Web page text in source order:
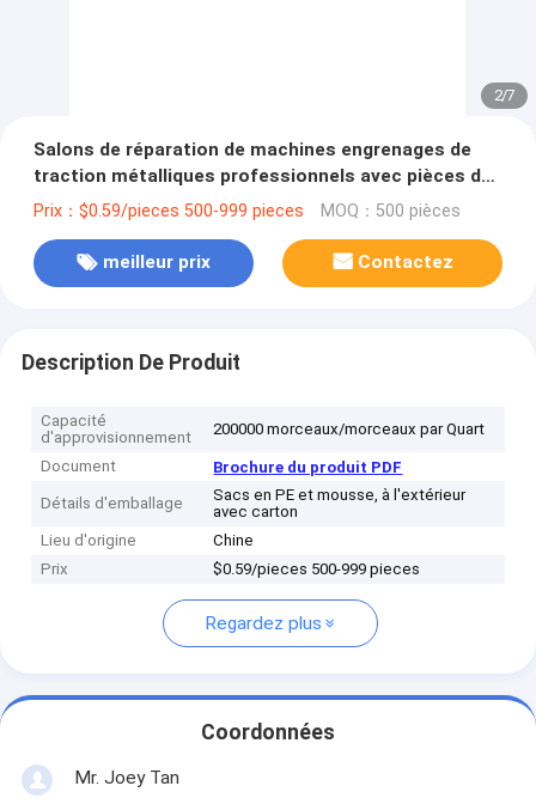
2/7
Salons de réparation de machines engrenages de
traction métalliques professionnels avec pièces de
métallurgie des poudres
Prix：$0.59/pieces 500-999 pieces MOQ：500 pièces
meilleur prix Contactez
Description De Produit
Capacité
d'approvisionnement
200000 morceaux/morceaux par Quart
Document
Brochure du produit PDF
Détails d'emballage
Sacs en PE et mousse, à l'extérieur
avec carton
Lieu d'origine
Chine
Prix
$0.59/pieces 500-999 pieces
Regardez plus
Coordonnées
Mr. Joey Tan